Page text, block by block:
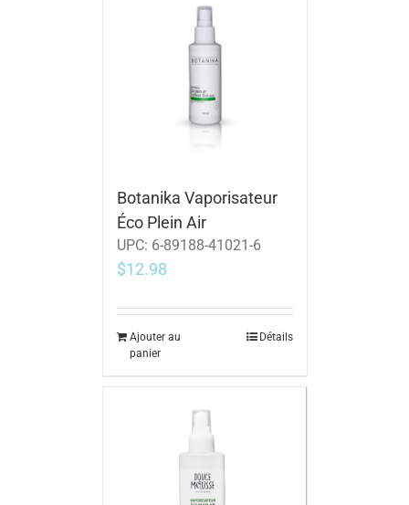
Botanika Vaporisateur
Éco Plein Air
UPC: 6-89188-41021-6
$12.98
Ajouter au
panier
Détails